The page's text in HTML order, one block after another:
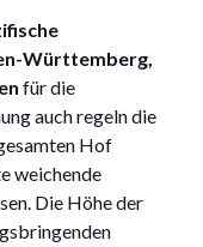
Württemberg,
für die
auch regeln die
Hof
weichende
Die Höhe der